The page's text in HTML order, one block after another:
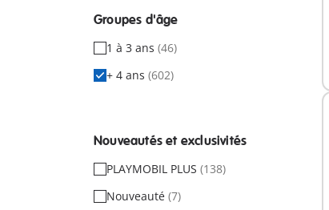
Groupes d'âge
1 à 3 ans (46)
+ 4 ans (602)
Nouveautés et exclusivités
PLAYMOBIL PLUS (138)
Nouveauté (7)